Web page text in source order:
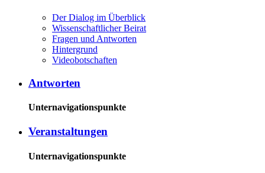
Der Dia­log im Über­blick
Wis­sen­schaft­li­cher Bei­rat
Fra­gen und Ant­wor­ten
Hin­ter­grund
Vi­deo­bot­schaf­ten
Antworten
Unternavigationspunkte
Veranstaltungen
Unternavigationspunkte